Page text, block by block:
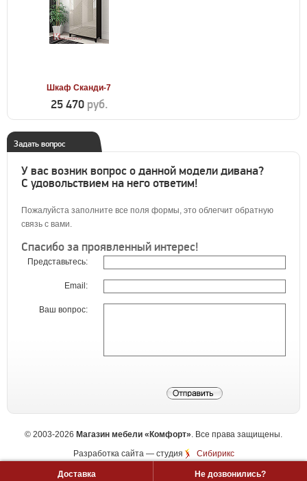
Шкаф Сканди-7
25 470 руб.
Задать вопрос
У вас возник вопрос о данной модели дивана?
С удовольствием на него ответим!
Пожалуйста заполните все поля формы, это облегчит обратную
связь с вами.
Спасибо за проявленный интерес!
Представьтесь:
Email:
Ваш вопрос:
Доставка Не дозвонились?
© 2003-2026 Магазин мебели «Комфорт». Все права защищены.
Разработка сайта— студия Сибирикс